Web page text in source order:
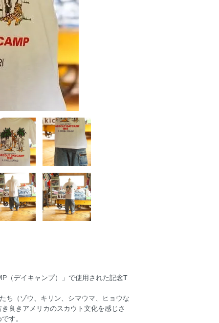
（デイキャンプ）」で使用された記念T
ち（ゾウ、キリン、シマウマ、ヒョウな
良きアメリカのスカウト文化を感じさ
す。